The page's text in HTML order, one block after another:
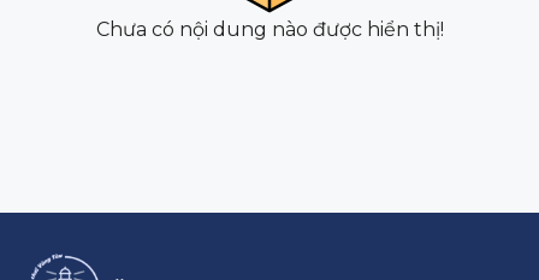
Chưa có nội dung nào được hiển thị!